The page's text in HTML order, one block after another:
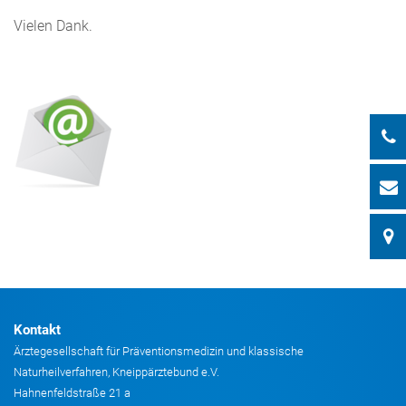
Vielen Dank.
Kontakt
Ärztegesellschaft für Präventionsmedizin und klassische
Naturheilverfahren, Kneippärztebund e.V.
Hahnenfeldstraße 21 a